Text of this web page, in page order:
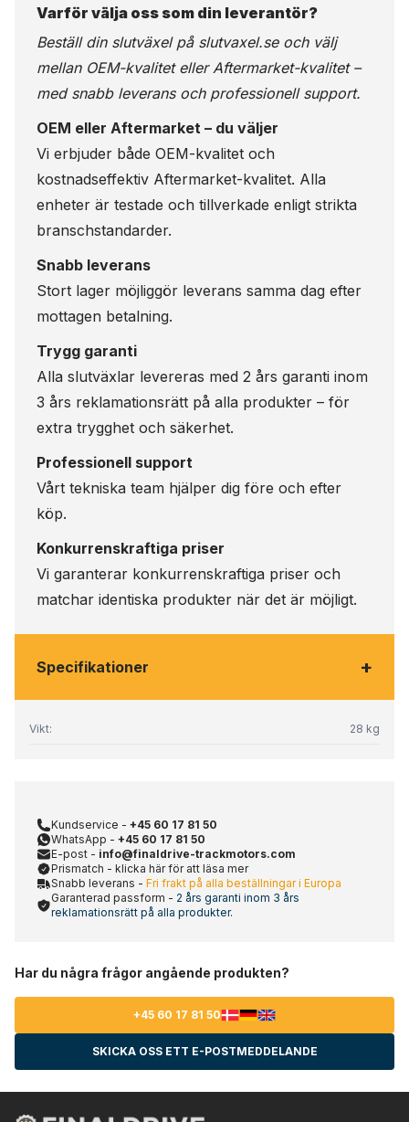
Varför välja oss som din leverantör?
Beställ din slutväxel på slutvaxel.seoch välj
mellan OEM-kvalitet eller Aftermarket-kvalitet –
med snabb leverans och professionell support.
OEM eller Aftermarket – du väljer
Vi erbjuder både OEM-kvalitet och
kostnadseffektiv Aftermarket-kvalitet. Alla
enheter är testade och tillverkade enligt strikta
branschstandarder.
Snabb leverans
Stort lager möjliggör leverans samma dag efter
mottagen betalning.
Trygg garanti
Alla slutväxlar levereras med 2 års garanti inom
3 års reklamationsrätt på alla produkter – för
extra trygghet och säkerhet.
Professionell support
Vårt tekniska team hjälper dig före och efter
köp.
Konkurrenskraftiga priser
Vi garanterar konkurrenskraftiga priser och
matchar identiska produkter när det är möjligt.
Specifikationer +
Vikt: 28 kg
Kundservice - +45 60 17 81 50
WhatsApp - +45 60 17 81 50
E-post - info@finaldrive-trackmotors.com
Prismatch - klicka här för att läsa mer
Snabb leverans - Fri frakt på alla beställningar i Europa
Garanterad passform - 2 års garanti inom 3 års
reklamationsrätt på alla produkter.
Har du några frågor angående produkten?
+45 60 17 81 50
SKICKA OSS ETT E-POSTMEDDELANDE